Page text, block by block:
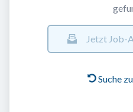
Jetzt Job-
Suche